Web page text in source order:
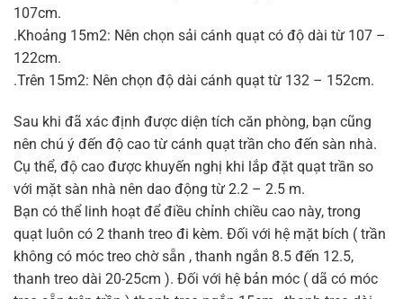
107cm.
.Khoảng 15m2: Nên chọn sải cánh quạt có độ dài từ 107 –
122cm.
.Trên 15m2: Nên chọn độ dài cánh quạt từ 132 – 152cm.
Sau khi đã xác định được diện tích căn phòng, bạn cũng
nên chú ý đến độ cao từ cánh quạt trần cho đến sàn nhà.
Cụ thể, độ cao được khuyến nghị khi lắp đặt quạt trần so
với mặt sàn nhà nên dao động từ 2.2 – 2.5 m.
Bạn có thể linh hoạt để điều chỉnh chiều cao này, trong
quạt luôn có 2 thanh treo đi kèm. Đối với hệ mặt bích ( trần
không có móc treo chờ sẵn , thanh ngắn 8.5 đến 12.5,
thanh treo dài 20-25cm ). Đối với hệ bản móc ( dã có móc